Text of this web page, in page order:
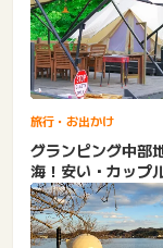
旅行・お出かけ
グランピング中部
海！安い・カップ
数・ドーム型・子
生。...